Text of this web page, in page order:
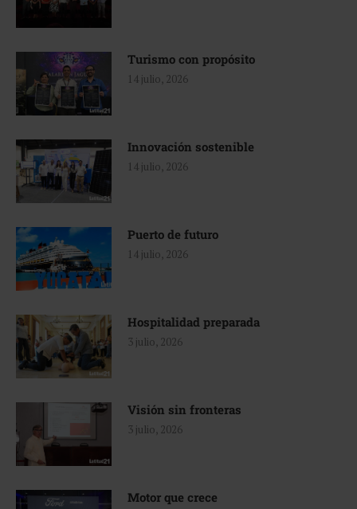
Turismo con propósito
14 julio, 2026
Innovación sostenible
14 julio, 2026
Puerto de futuro
14 julio, 2026
Hospitalidad preparada
3 julio, 2026
Visión sin fronteras
3 julio, 2026
Motor que crece